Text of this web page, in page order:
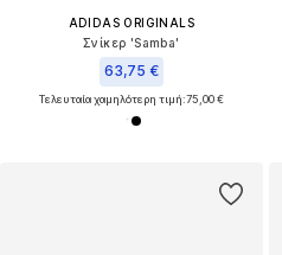
ADIDAS ORIGINALS
Σνίκερ 'Samba'
63,75 €
Τελευταία χαμηλότερη τιμή:75,00 €